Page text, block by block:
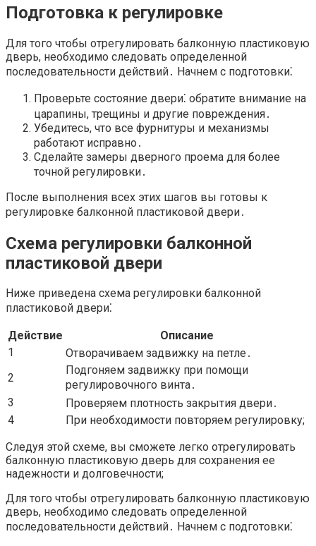
Подготовка к регулировке
Для того чтобы отрегулировать балконную пластиковую
дверь, необходимо следовать определенной
последовательности действий․ Начнем с подготовки⁚
Проверьте состояние двери⁚ обратите внимание на
царапины, трещины и другие повреждения․
Убедитесь, что все фурнитуры и механизмы
работают исправно․
Сделайте замеры дверного проема для более
точной регулировки․
После выполнения всех этих шагов вы готовы к
регулировке балконной пластиковой двери․
Схема регулировки балконной
пластиковой двери
Ниже приведена схема регулировки балконной
пластиковой двери⁚
Действие
Описание
1
Отворачиваем задвижку на петле․
2
Подгоняем задвижку при помощи
регулировочного винта․
3
Проверяем плотность закрытия двери․
4
При необходимости повторяем регулировку;
Следуя этой схеме, вы сможете легко отрегулировать
балконную пластиковую дверь для сохранения ее
надежности и долговечности;
Для того чтобы отрегулировать балконную пластиковую
дверь, необходимо следовать определенной
последовательности действий․ Начнем с подготовки⁚